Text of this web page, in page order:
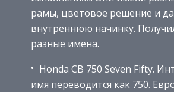
рамы, цветовое решение и
внутреннюю начинку.
разные имена.
Honda CB 750 Seven Fifty.
имя переводится как 750.